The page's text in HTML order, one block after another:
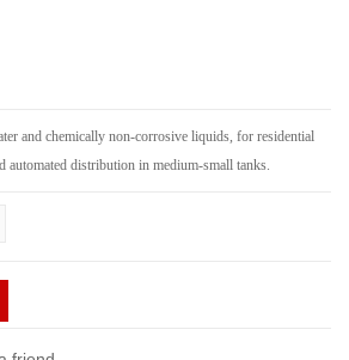
and chemically non-corrosive liquids, for residential
automated distribution in medium-small tanks.